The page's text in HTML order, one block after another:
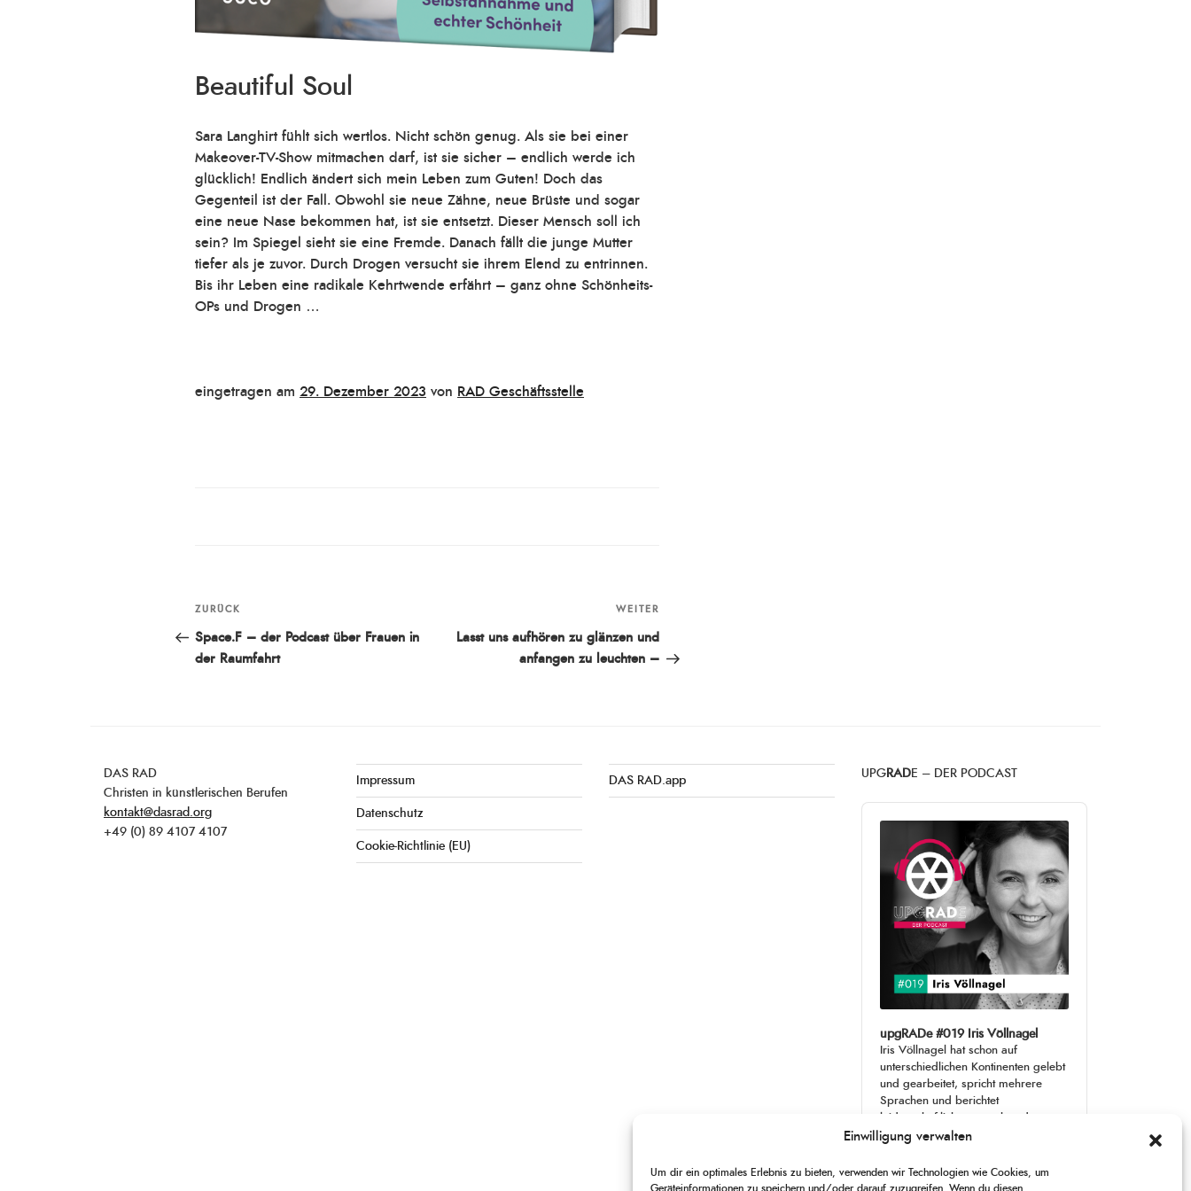
Einwilligung verwalten
Um dir ein optimales Erlebnis zu bieten, verwenden wir Technologien wie Cookies, um
Geräteinformationen zu speichern und/oder darauf zuzugreifen. Wenn du diesen
Beautiful Soul
Sara Langhirt fühlt sich wertlos. Nicht schön genug. Als sie bei einer
Makeover-TV-Show mitmachen darf, ist sie sicher – endlich werde ich
glücklich! Endlich ändert sich mein Leben zum Guten! Doch das
Gegenteil ist der Fall. Obwohl sie neue Zähne, neue Brüste und sogar
eine neue Nase bekommen hat, ist sie entsetzt. Dieser Mensch soll ich
sein? Im Spiegel sieht sie eine Fremde. Danach fällt die junge Mutter
tiefer als je zuvor. Durch Drogen versucht sie ihrem Elend zu entrinnen.
Bis ihr Leben eine radikale Kehrtwende erfährt – ganz ohne Schönheits-
OPs und Drogen …
eingetragen am Veröffentlicht
29. Dezember 2023 von RAD Geschäftsstelle
Beitragsnavigation
Vorheriger
Beitrag
ZURÜCK
Space.F – der Podcast über Frauen in
der Raumfahrt
Beitrag
WEITER
Lasst uns aufhören zu glänzen und
anfangen zu leuchten –
DAS RAD
Christen in künstlerischen Berufen
kontakt@dasrad.org
+49 (0) 89 4107 4107
Impressum
Datenschutz
Cookie-Richtlinie (EU)
DAS RAD.app
UPG RADE – DER PODCAST
Audio
upgRADe #019 Iris Völlnagel
Iris Völlnagel hat schon auf
unterschiedlichen Kontinenten gelebt
und gearbeitet, spricht mehrere
Sprachen und berichtet
sie erlebt – als Journalistin,
CHANGE
1